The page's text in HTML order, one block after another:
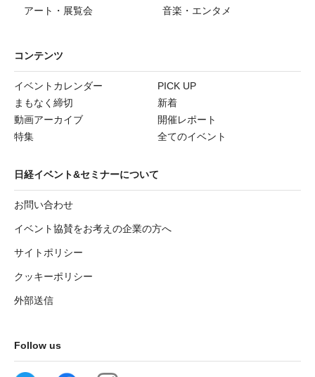
アート・展覧会
音楽・エンタメ
コンテンツ
イベントカレンダー
PICK UP
まもなく締切
新着
動画アーカイブ
開催レポート
特集
全てのイベント
日経イベント&セミナーについて
お問い合わせ
イベント協賛をお考えの企業の方へ
サイトポリシー
クッキーポリシー
外部送信
Follow us